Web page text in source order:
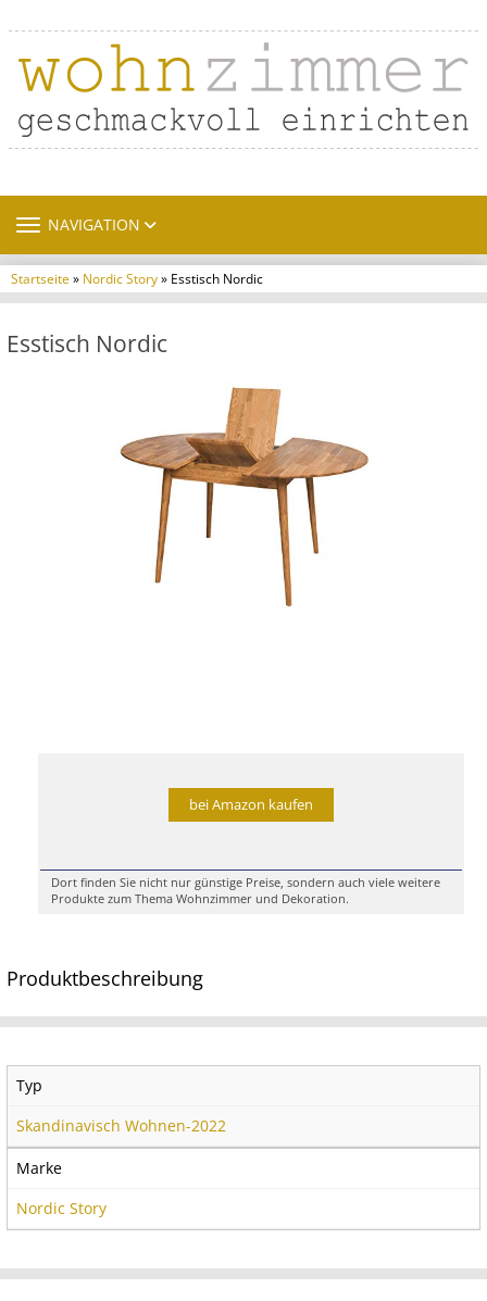
TOGGLE NAVIGATION
NAVIGATION
Startseite» Nordic Story» Esstisch Nordic
Esstisch Nordic
bei Amazon kaufen
Dort finden Sie nicht nur günstige Preise, sondern auch viele weitere
Produkte zum Thema Wohnzimmer und Dekoration.
Produktbeschreibung
Typ
Skandinavisch Wohnen-2022
Marke
Nordic Story